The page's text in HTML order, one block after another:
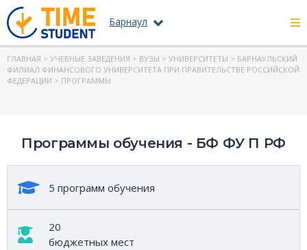
Барнаул
ГЛАВНАЯ > УЧЕБНЫЕ ЗАВЕДЕНИЯ > ВУЗЫ > УНИВЕРСИТЕТЫ > БАРНАУЛЬСКИЙ
ФИЛИАЛ ФИНАНСОВОГО УНИВЕРСИТЕТА ПРИ ПРАВИТЕЛЬСТВЕ РОССИЙСКОЙ
ФЕДЕРАЦИИ > ПРОГРАММЫ
Программы обучения - БФ ФУ П РФ
5 программ обучения
20
бюджетных мест